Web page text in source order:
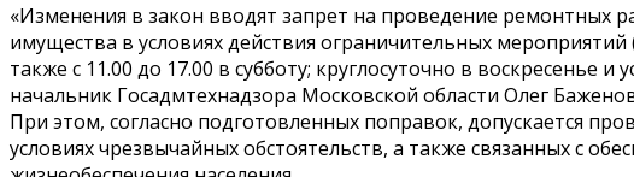
«Изменения в закон вводят запрет на проведение
имущества в условиях действия ограничительных мероприятий
также с 11.00 до 17.00 в субботу; круглосуточно в
начальник Госадмтехнадзора Московской области Олег
При этом, согласно подготовленных поправок, допускается
условиях чрезвычайных обстоятельств, а также связанных с